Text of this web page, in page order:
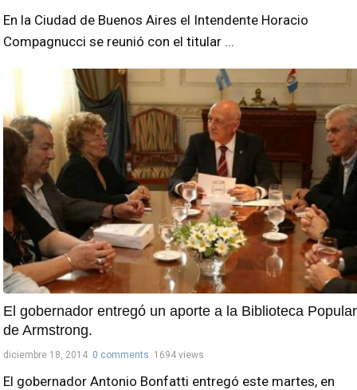
En la Ciudad de Buenos Aires el Intendente Horacio
Compagnucci se reunió con el titular ...
El gobernador entregó un aporte a la Biblioteca Popular
de Armstrong.
diciembre 18, 2014 0 comments 1694 views
El gobernador Antonio Bonfatti entregó este martes, en